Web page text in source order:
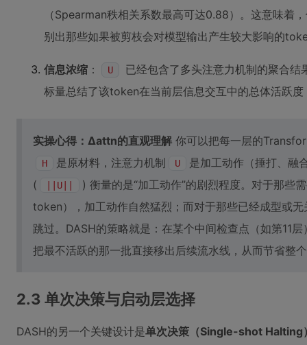
（Spearman秩相关系数最高可达0.88）。这意味着
别出那些如果被剪枝会对模型输出产生较大影响的
信息浓缩 ： U
已经包含了多头注意力机制的聚合
标量总结了该token在当前层信息交互中的总体活跃
实操心得：Δattn的直观理解 你可以把每一层的
H 是原材料，注意力机制 U
是加工动作（捶打、融
(
||U||
) 衡量的是“加工动作”的剧烈程度。对于那些
token），加工动作自然猛烈；而对于那些已经成型或
跳过。DASH的策略就是：在某个中间检查点（如第11
把最不活跃的那一批直接移出后续流水线，从而节省整
2.3 单次决策与启动层选择
DASH的另一个关键设计是单次决策（Single-shot Halting